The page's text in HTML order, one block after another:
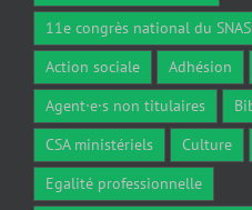
11e congrès national du
Action sociale
Adhésion
Agent·e·s non titulaires
CSA ministériels
Culture
Egalité professionnelle